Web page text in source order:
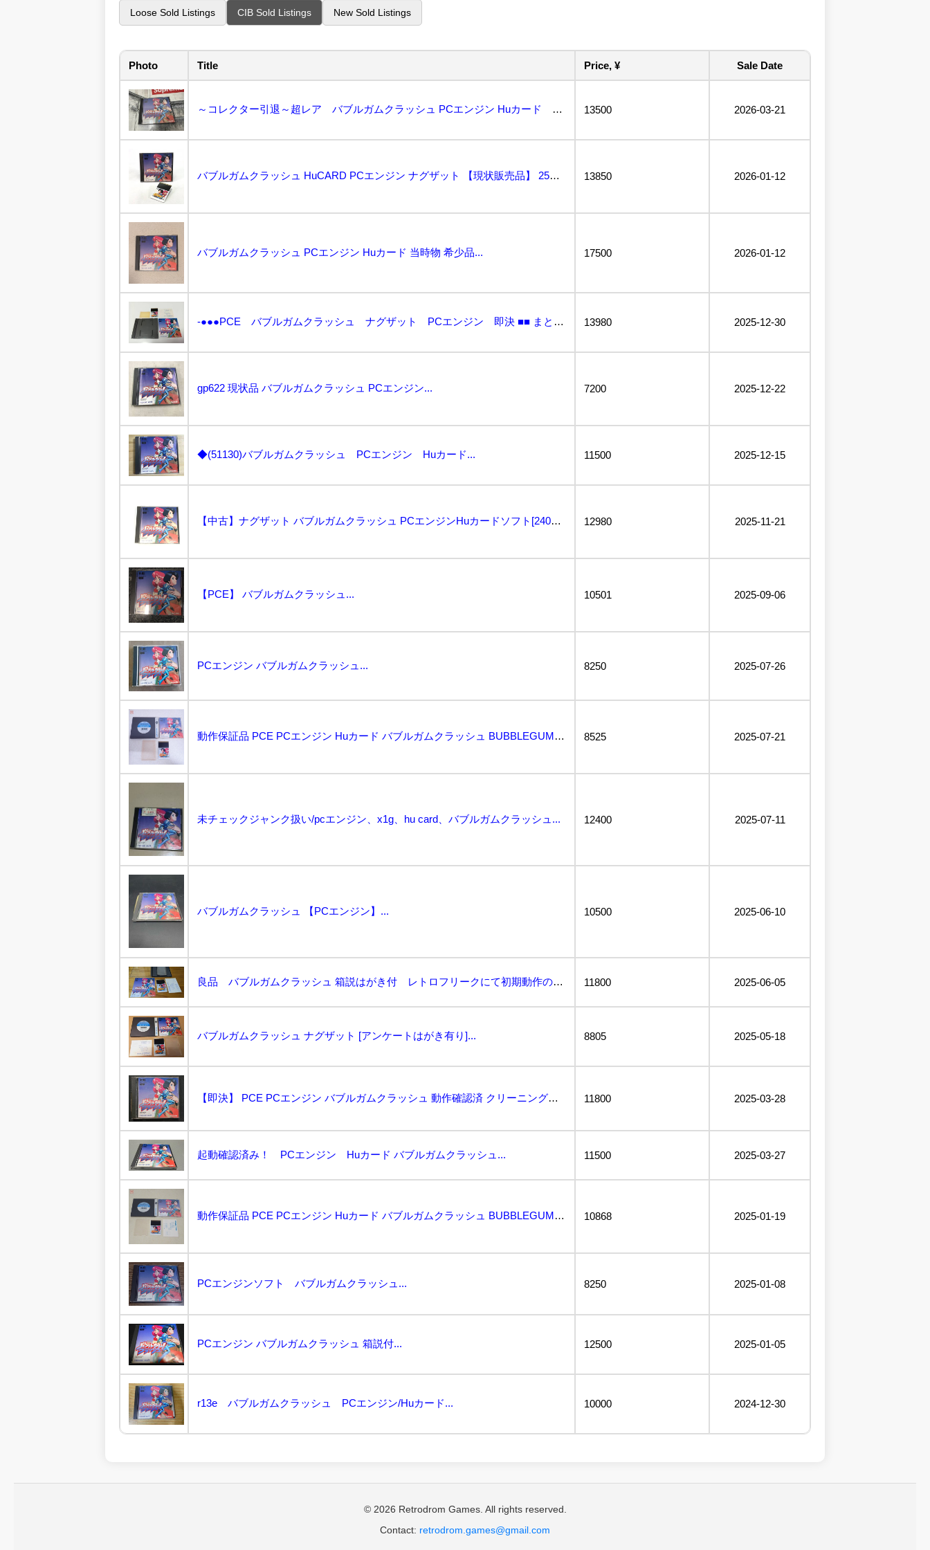
Loose Sold Listings CIB Sold Listings New Sold Listings
Photo Title Price, ¥ Sale Date
～コレクター引退～超レア バブルガムクラッシュ PCエンジン Huカード ナグザット 状態良品... 13500 2026-03-21
バブルガムクラッシュ HuCARD PCエンジン ナグザット 【現状販売品】 25K 北2... 13850 2026-01-12
バブルガムクラッシュ PCエンジン Huカード 当時物 希少品... 17500 2026-01-12
-●●●PCE バブルガムクラッシュ ナグザット PCエンジン 即決 ■■ まとめて送料値引き中 ■... 13980 2025-12-30
gp622 現状品 バブルガムクラッシュ PCエンジン... 7200 2025-12-22
◆(51130)バブルガムクラッシュ PCエンジン Huカード... 11500 2025-12-15
【中古】ナグザット バブルガムクラッシュ PCエンジンHuカードソフト[240010487832]... 12980 2025-11-21
【PCE】 バブルガムクラッシュ... 10501 2025-09-06
PCエンジン バブルガムクラッシュ... 8250 2025-07-26
動作保証品 PCE PCエンジン Huカード バブルガムクラッシュ BUBBLEGUM CRASH ... 8525 2025-07-21
未チェックジャンク扱い/pcエンジン、x1g、hu card、バブルガムクラッシュ... 12400 2025-07-11
バブルガムクラッシュ 【PCエンジン】... 10500 2025-06-10
良品 バブルガムクラッシュ 箱説はがき付 レトロフリークにて初期動作のみ確認 PCエンジン... 11800 2025-06-05
バブルガムクラッシュ ナグザット [アンケートはがき有り]... 8805 2025-05-18
【即決】 PCE PCエンジン バブルガムクラッシュ 動作確認済 クリーニング済... 11800 2025-03-28
起動確認済み！ PCエンジン Huカード バブルガムクラッシュ... 11500 2025-03-27
動作保証品 PCE PCエンジン Huカード バブルガムクラッシュ BUBBLEGUM CRASH ... 10868 2025-01-19
PCエンジンソフト バブルガムクラッシュ... 8250 2025-01-08
PCエンジン バブルガムクラッシュ 箱説付... 12500 2025-01-05
r13e バブルガムクラッシュ PCエンジン/Huカード... 10000 2024-12-30
© 2026 Retrodrom Games. All rights reserved.
Contact: retrodrom.games@gmail.com